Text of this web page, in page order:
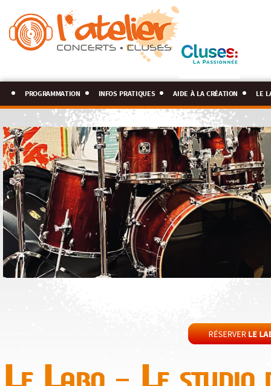
programmation infos pratiques aide à la création le
Le Labo – Le studio